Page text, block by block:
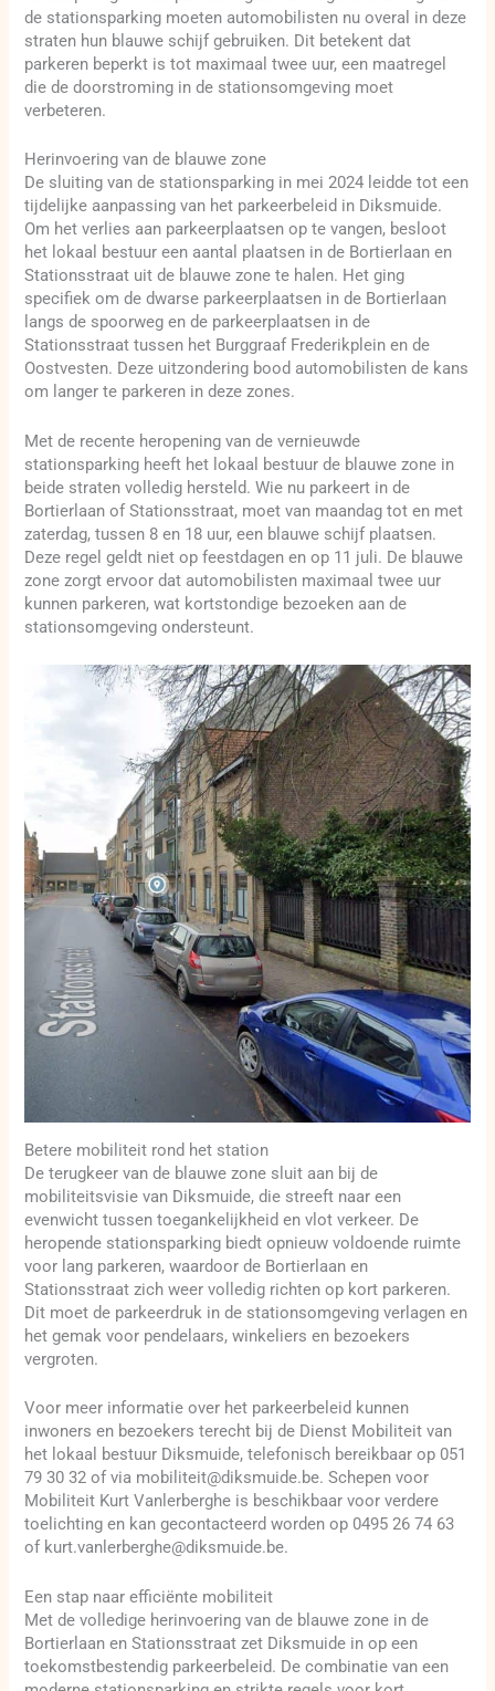
de stationsparking moeten automobilisten nu overal in deze
straten hun blauwe schijf gebruiken. Dit betekent dat
parkeren beperkt is tot maximaal twee uur, een maatregel
die de doorstroming in de stationsomgeving moet
verbeteren.
Herinvoering van de blauwe zone
De sluiting van de stationsparking in mei 2024 leidde tot een
tijdelijke aanpassing van het parkeerbeleid in Diksmuide.
Om het verlies aan parkeerplaatsen op te vangen, besloot
het lokaal bestuur een aantal plaatsen in de Bortierlaan en
Stationsstraat uit de blauwe zone te halen. Het ging
specifiek om de dwarse parkeerplaatsen in de Bortierlaan
langs de spoorweg en de parkeerplaatsen in de
Stationsstraat tussen het Burggraaf Frederikplein en de
Oostvesten. Deze uitzondering bood automobilisten de kans
om langer te parkeren in deze zones.
Met de recente heropening van de vernieuwde
stationsparking heeft het lokaal bestuur de blauwe zone in
beide straten volledig hersteld. Wie nu parkeert in de
Bortierlaan of Stationsstraat, moet van maandag tot en met
zaterdag, tussen 8 en 18 uur, een blauwe schijf plaatsen.
Deze regel geldt niet op feestdagen en op 11 juli. De blauwe
zone zorgt ervoor dat automobilisten maximaal twee uur
kunnen parkeren, wat kortstondige bezoeken aan de
stationsomgeving ondersteunt.
Betere mobiliteit rond het station
De terugkeer van de blauwe zone sluit aan bij de
mobiliteitsvisie van Diksmuide, die streeft naar een
evenwicht tussen toegankelijkheid en vlot verkeer. De
heropende stationsparking biedt opnieuw voldoende ruimte
voor lang parkeren, waardoor de Bortierlaan en
Stationsstraat zich weer volledig richten op kort parkeren.
Dit moet de parkeerdruk in de stationsomgeving verlagen en
het gemak voor pendelaars, winkeliers en bezoekers
vergroten.
Voor meer informatie over het parkeerbeleid kunnen
inwoners en bezoekers terecht bij de Dienst Mobiliteit van
het lokaal bestuur Diksmuide, telefonisch bereikbaar op 051
79 30 32 of via mobiliteit@diksmuide.be. Schepen voor
Mobiliteit Kurt Vanlerberghe is beschikbaar voor verdere
toelichting en kan gecontacteerd worden op 0495 26 74 63
of kurt.vanlerberghe@diksmuide.be.
Een stap naar efficiënte mobiliteit
Met de volledige herinvoering van de blauwe zone in de
Bortierlaan en Stationsstraat zet Diksmuide in op een
toekomstbestendig parkeerbeleid. De combinatie van een